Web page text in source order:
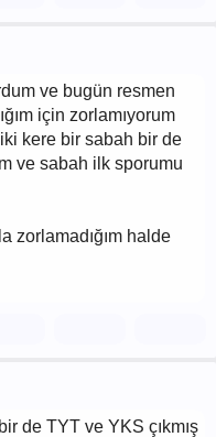
ve bugün resmen
için zorlamıyorum
kere bir sabah bir de
ve sabah ilk sporumu
zorlamadığım halde
de TYT ve YKS çıkmış